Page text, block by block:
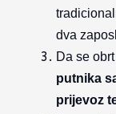
dva
Da se
putnika
prijevoz